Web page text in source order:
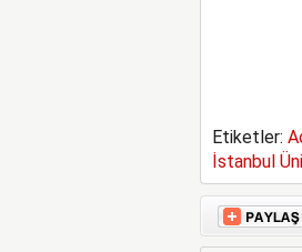
Etiketler:
İstanbul